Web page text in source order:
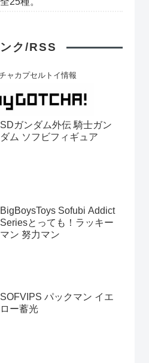
ク/RSS
ャカプセルトイ情報
SDガンダム外伝 騎士ガン
ダム ソフビフィギュア
BigBoysToys Sofubi Addict
Seriesとっても！ラッキー
マン 努力マン
SOFVIPS パックマン イエ
ロー蓄光